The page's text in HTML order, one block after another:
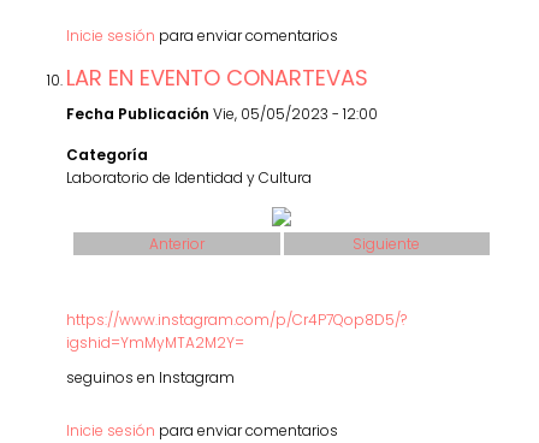
Inicie sesión para enviar comentarios
LAR EN EVENTO CONARTEVAS
Fecha Publicación Vie, 05/05/2023 - 12:00
Categoría
Laboratorio de Identidad y Cultura
Anterior Siguiente
https://www.instagram.com/p/Cr4P7Qop8D5/?
igshid=YmMyMTA2M2Y=
seguinos en Instagram
Inicie sesión para enviar comentarios